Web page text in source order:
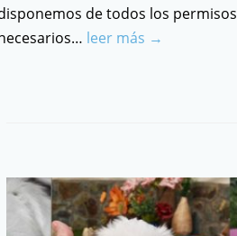
de todos los permisos
leer más →